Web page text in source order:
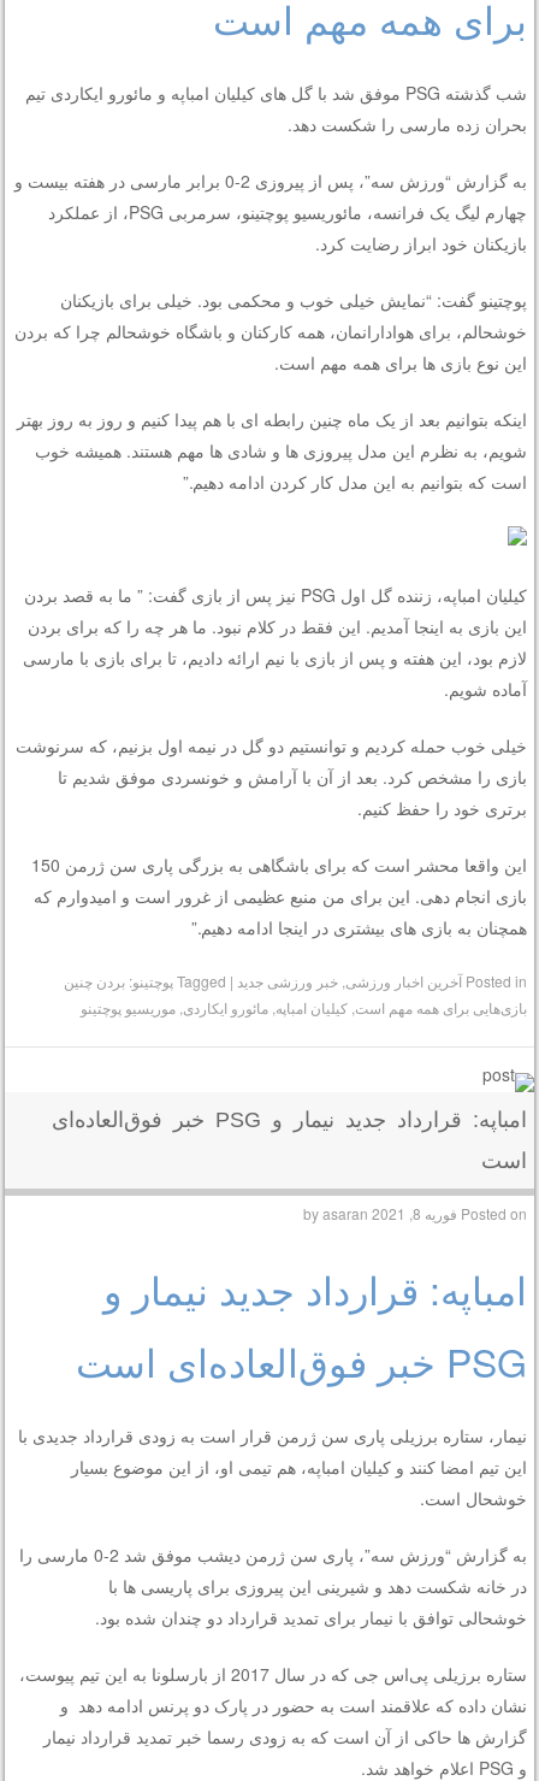
برای همه مهم است
شب گذشته PSG موفق شد با گل های کیلیان امباپه و مائورو ایکاردی تیم
بحران زده مارسی را شکست دهد.
به گزارش “ورزش سه”، پس از پیروزی 2-0 برابر مارسی در هفته بیست و
چهارم لیگ یک فرانسه، مائوریسیو پوچتینو، سرمربیPSG، از عملکرد
بازیکنان خود ابراز رضایت کرد.
پوچتینو گفت: “نمایش خیلی خوب و محکمی بود. خیلی برای بازیکنان
خوشحالم، برای هوادارانمان، همه کارکنان و باشگاه خوشحالم چرا که بردن
این نوع بازی ها برای همه مهم است.
اینکه بتوانیم بعد از یک ماه چنین رابطه ای با هم پیدا کنیم و روز به روز بهتر
شویم، به نظرم این مدل پیروزی ها و شادی ها مهم هستند. همیشه خوب
است که بتوانیم به این مدل کار کردن ادامه دهیم.”
کیلیان امباپه، زننده گل اولPSGنیز پس از بازی گفت: ” ما به قصد بردن
این بازی به اینجا آمدیم. این فقط در کلام نبود. ما هر چه را که برای بردن
لازم بود، این هفته و پس از بازی با نیم ارائه دادیم، تا برای بازی با مارسی
آماده شویم.
خیلی خوب حمله کردیم و توانستیم دو گل در نیمه اول بزنیم، که سرنوشت
بازی را مشخص کرد. بعد از آن با آرامش و خونسردی موفق شدیم تا
برتری خود را حفظ کنیم.
این واقعا محشر است که برای باشگاهی به بزرگی پاری سن ژرمن 150
بازی انجام دهی. این برای من منبع عظیمی از غرور است و امیدوارم که
همچنان به بازی های بیشتری در اینجا ادامه دهیم.”
Posted inآخرین اخبار ورزشی, خبر ورزشی جدید |
Taggedپوچتینو: بردن چنین
بازی‌هایی برای همه مهم است, کیلیان امباپه, مائورو ایکاردی, موریسیو پوچتینو
امباپه: قرارداد جدید نیمار و PSG خبر فوق‌العاده‌ای
است
Posted onفوریه 8, 2021 by
asaran
امباپه: قرارداد جدید نیمار و
PSG خبر فوق‌العاده‌ای است
نیمار، ستاره برزیلی پاری سن ژرمن قرار است به زودی قرارداد جدیدی با
این تیم امضا کنند و کیلیان امباپه، هم تیمی او، از این موضوع بسیار
خوشحال است.
به گزارش “ورزش سه”، پاری سن ژرمن دیشب موفق شد 2-0 مارسی را
در خانه شکست دهد و شیرینی این پیروزی برای پاریسی ها با
خوشحالی توافق با نیمار برای تمدید قرارداد دو چندان شده بود.
ستاره برزیلی پی‌اس جی که در
سال 2017 از بارسلونا به این تیم پیوست،
نشان داده که علاقمند است به حضور در پارک دو پرنس ادامه دهد و
گزارش ها حاکی از آن است که به زودی رسما خبر تمدید قرارداد نیمار
وPSGاعلام خواهد شد.